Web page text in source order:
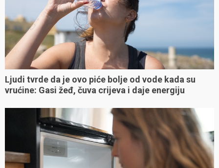
Ljudi tvrde da je ovo piće bolje od vode kada su
vrućine: Gasi žeđ, čuva crijeva i daje energiju